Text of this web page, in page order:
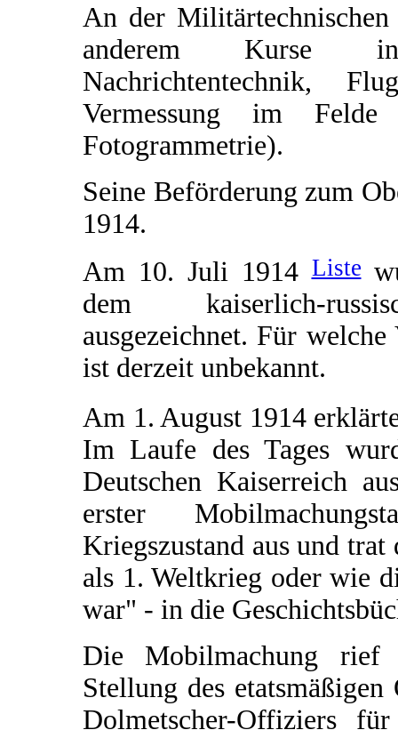
An der
anderem Kurse in
Nachrichtentechnik,
Vermessung im
Fotogrammetrie).
Seine Beförderung zum
1914.
Am 10. Juli 1914Liste
dem kaiserlich-
ausgezeichnet. Für
ist derzeit unbekannt.
Am 1. August 1914
Im Laufe des Tages
Deutschen Kaiserreich
erster
Kriegszustand aus und
als 1. Weltkrieg oder wie
war" - in die
Die Mobilmachung rief
Stellung des
Dolmetscher-Offiziers